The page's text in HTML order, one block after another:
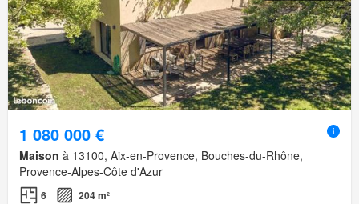
1 080 000 €
Maison à 13100, Aix-en-Provence, Bouches-du-Rhône,
Provence-Alpes-Côte d'Azur
6 204 m²